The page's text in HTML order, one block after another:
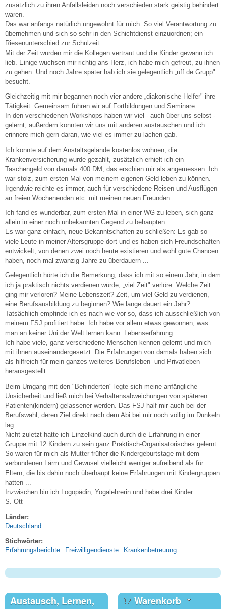
zusätzlich zu ihren Anfallsleiden noch verschieden stark geistig behindert
waren.
Das war anfangs natürlich ungewohnt für mich: So viel Verantwortung zu
übernehmen und sich so sehr in den Schichtdienst einzuordnen; ein
Riesenunterschied zur Schulzeit.
Mit der Zeit wurden mir die Kollegen vertraut und die Kinder gewann ich
lieb. Einige wuchsen mir richtig ans Herz, ich habe mich gefreut, zu ihnen
zu gehen. Und noch Jahre später hab ich sie gelegentlich „uff de Grupp"
besucht.
Gleichzeitig mit mir begannen noch vier andere „diakonische Helfer" ihre
Tätigkeit. Gemeinsam fuhren wir auf Fortbildungen und Seminare.
In den verschiedenen Workshops haben wir viel - auch über uns selbst -
gelernt, außerdem konnten wir uns mit anderen austauschen und ich
erinnere mich gern daran, wie viel es immer zu lachen gab.
Ich konnte auf dem Anstaltsgelände kostenlos wohnen, die
Krankenversicherung wurde gezahlt, zusätzlich erhielt ich ein
Taschengeld von damals 400 DM, das erschien mir als angemessen. Ich
war stolz, zum ersten Mal von meinem eigenen Geld leben zu können.
Irgendwie reichte es immer, auch für verschiedene Reisen und Ausflügen
an freien Wochenenden etc. mit meinen neuen Freunden.
Ich fand es wunderbar, zum ersten Mal in einer WG zu leben, sich ganz
allein in einer noch unbekannten Gegend zu behaupten.
Es war ganz einfach, neue Bekanntschaften zu schließen: Es gab so
viele Leute in meiner Altersgruppe dort und es haben sich Freundschaften
entwickelt, von denen zwei noch heute existieren und wohl gute Chancen
haben, noch mal zwanzig Jahre zu überdauern ...
Gelegentlich hörte ich die Bemerkung, dass ich mit so einem Jahr, in dem
ich ja praktisch nichts verdienen würde, „viel Zeit" verlöre. Welche Zeit
ging mir verloren? Meine Lebenszeit? Zeit, um viel Geld zu verdienen,
eine Berufsausbildung zu beginnen? Wie lange dauert ein Jahr?
Tatsächlich empfinde ich es nach wie vor so, dass ich ausschließlich von
meinem FSJ profitiert habe: Ich habe vor allem etwas gewonnen, was
man an keiner Uni der Welt lernen kann: Lebenserfahrung.
Ich habe viele, ganz verschiedene Menschen kennen gelernt und mich
mit ihnen auseinandergesetzt. Die Erfahrungen von damals haben sich
als hilfreich für mein ganzes weiteres Berufsleben -und Privatleben
herausgestellt.
Beim Umgang mit den "Behinderten" legte sich meine anfängliche
Unsicherheit und ließ mich bei Verhaltensabweichungen von späteren
Patienten(kindern) gelassener werden. Das FSJ half mir auch bei der
Berufswahl, deren Ziel direkt nach dem Abi bei mir noch völlig im Dunkeln
lag.
Nicht zuletzt hatte ich Einzelkind auch durch die Erfahrung in einer
Gruppe mit 12 Kindern zu sein ganz Praktisch-Organisatorisches gelernt.
So waren für mich als Mutter früher die Kindergeburtstage mit dem
verbundenen Lärm und Gewusel vielleicht weniger aufreibend als für
Eltern, die bis dahin noch überhaupt keine Erfahrungen mit Kindergruppen
hatten ...
Inzwischen bin ich Logopädin, Yogalehrerin und habe drei Kinder.
S. Ott
Länder:
Deutschland
Stichwörter:
Erfahrungsberichte Freiwilligendienste Krankenbetreuung
Austausch, Lernen,
Warenkorb